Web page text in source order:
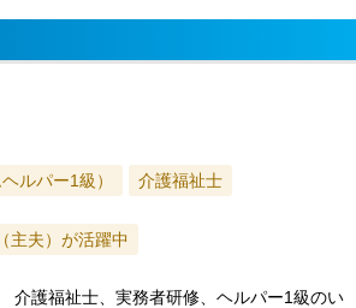
ルパー1級） 介護福祉士
主夫）が活躍中
介護福祉士、実務者研修、ヘルパー1級のい